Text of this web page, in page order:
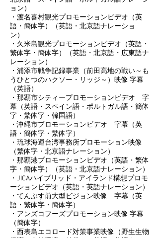
ョン）
・渡名喜村観光プロモーションビデオ（英
語・簡体字）（英語・北京語ナレーショ
ン）
・久米島観光プロモーションビデオ（英語・
繁体字・簡体字）（英語・北京語・広東語ナ
レーション）
・浦添市戦争記録事業（前田高地の戦い～も
うひとつのハクソー・リッジ～）映像 字幕
（英語）
・那覇市シティープロモーションビデオ 字
幕（英語・スペイン語・ポルトガル語・簡体
字・繁体字・韓国語）
・沖縄市プロモーションビデオ 字幕（英
語・簡体字・繁体字）
・琉球海運台湾事務所プロモーション映像
（繁体字・北京語ナレーション）
・那覇港プロモーションビデオ（英語・繁体
字・簡体字）（英語・北京語ナレーション）
・JICAハイブリッド・アイランド構想プロモ
ーションビデオ（英語・英語ナレーション）
・てんぶす前大型ビジョン映像 字幕（英
語・繁体字・簡体字）
・アンズコフーズプロモーション映像 字幕
（簡体字）
・西表島エコロード対策事業映像（野生生物